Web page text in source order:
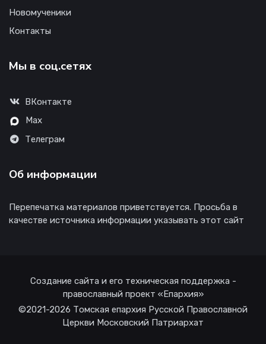
Новомученики
Контакты
Мы в соц.сетях
ВКонтакте
Max
Телеграм
Об информации
Перепечатка материалов приветствуется. Просьба в
качестве источника информации указывать этот сайт
Создание сайта и его техническая поддержка -
православный проект «Епархия»
©2021-2026 Томская епархия Русской Православной
Церкви Московский Патриархат